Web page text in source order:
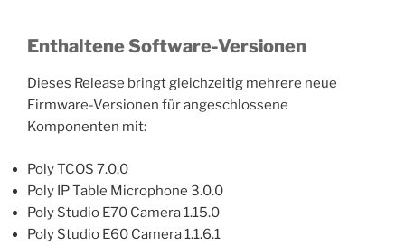
Enthaltene Software-Versionen
Dieses Release bringt gleichzeitig mehrere neue
Firmware-Versionen für angeschlossene
Komponenten mit:
Poly TCOS 7.0.0
Poly IP Table Microphone 3.0.0
Poly Studio E70 Camera 1.15.0
Poly Studio E60 Camera 1.1.6.1